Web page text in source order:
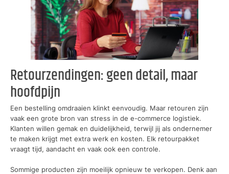
Retourzendingen: geen detail, maar
hoofdpijn
Een bestelling omdraaien klinkt eenvoudig. Maar retouren zijn
vaak een grote bron van stress in de e-commerce logistiek.
Klanten willen gemak en duidelijkheid, terwijl jij als ondernemer
te maken krijgt met extra werk en kosten. Elk retourpakket
vraagt tijd, aandacht en vaak ook een controle.
Sommige producten zijn moeilijk opnieuw te verkopen. Denk aan